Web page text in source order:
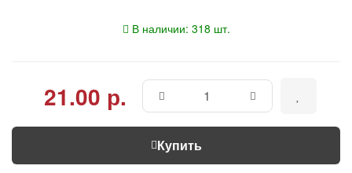
В наличии: 318 шт.
21.00 р.
Купить